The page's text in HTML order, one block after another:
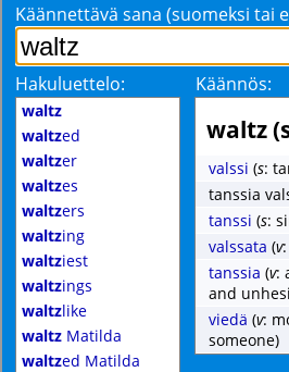
Käännettävä sana (suomeksi tai
Hakuluettelo: Käännös:
waltz
waltzed
waltzer
waltzes
waltzers
waltzing
waltziest
waltzings
waltzlike
waltz Matilda
waltzed Matilda
waltz
valssi (s:
tanssia
tanssi (s:
valssata (v
tanssia (v:
and
viedä (v:
someone)